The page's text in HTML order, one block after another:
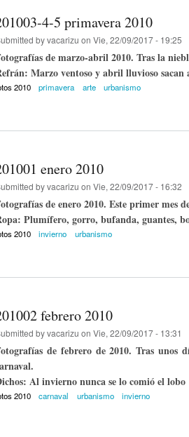
4-5 primavera 2010
byvacarizu on Vie, 22/09/2017 - 19:25
de marzo-abril 2010. Tras la
Marzo ventoso y abril lluvioso sacan
2010 primavera arte urbanismo
enero 2010
byvacarizu on Vie, 22/09/2017 - 16:32
de enero 2010. Este primer mes
Plumífero, gorro, bufanda, guantes,
2010 invierno urbanismo
febrero 2010
byvacarizu on Vie, 22/09/2017 - 13:31
de febrero de 2010. Tras unos
Al invierno nunca se lo comió el lobo
2010 carnaval urbanismo invierno